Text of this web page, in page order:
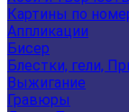
Картины по
Аппликации
Бисер
Блестки, гели,
Выжигание
Гравюры